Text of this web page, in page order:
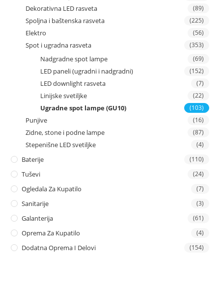
Dekorativna LED rasveta (89)
Spoljna i baštenska rasveta (225)
Elektro (56)
Spot i ugradna rasveta (353)
Nadgradne spot lampe (69)
LED paneli (ugradni i nadgradni) (152)
LED downlight rasveta (7)
Linijske svetiljke (22)
Ugradne spot lampe (GU10) (103)
Punjive (16)
Zidne, stone i podne lampe (87)
Stepenišne LED svetiljke (4)
Baterije (110)
Tuševi (24)
Ogledala Za Kupatilo (7)
Sanitarije (3)
Galanterija (61)
Oprema Za Kupatilo (4)
Dodatna Oprema I Delovi (154)